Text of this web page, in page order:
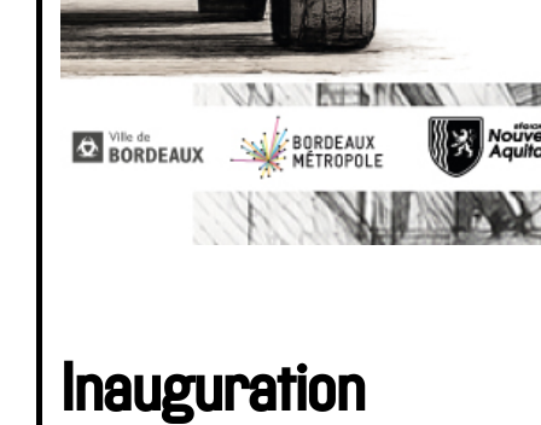
Inauguration